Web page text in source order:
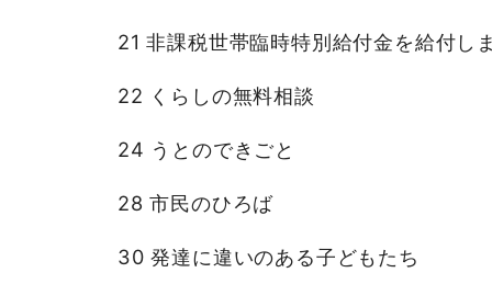
21 非課税世帯臨時特別給付金を給付し
22 くらしの無料相談
24 うとのできごと
28 市民のひろば
30 発達に違いのある子どもたち